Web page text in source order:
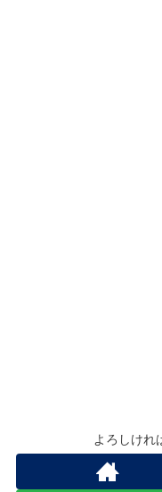
よろしけれ